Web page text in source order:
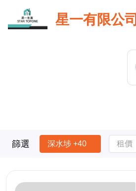
星一有限公司
篩選 深水埗 +40 租價